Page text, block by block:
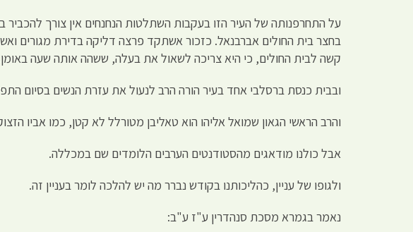
על התחרפנותה של העיר הזו בעקבות השתלטות הנחנחים אין צורך
בחצר בית החולים אברבנאל. כזכור אשתקד פרצה דליקה בדירת מגורים
קשה לבית החולים, כי היא צריכה לשאול את בעלה, ששהה אותה שעה
ובבית כנסת ברסלבי אחד בעיר הורה הרב לנעול את עזרת הנשים בסיום
והרב הראשי הגאון שמואל אליהו הוא טאליבן מטורלל לא קטן, כמו אביו
אבל כולנו מודאגים מהסטודנטים הערבים הלומדים שם במכללה.
ולגופו של עניין, כהליכותנו בקודש נברר מה יש להלכה לומר בעניין זה.
נאמר בגמרא מסכת סנהדרין ע"ז ע"ב: